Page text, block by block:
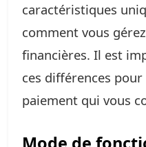
caractéristiques
comment vous
financières. Il est
ces différences
paiement qui vous